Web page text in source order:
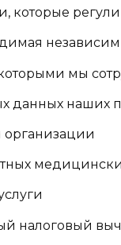
которые
мы
данных наших
организации
налоговый